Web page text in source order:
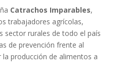
Catrachos Imparables,
trabajadores agrícolas,
sector rurales de todo el país
de prevención frente al
la producción de alimentos a